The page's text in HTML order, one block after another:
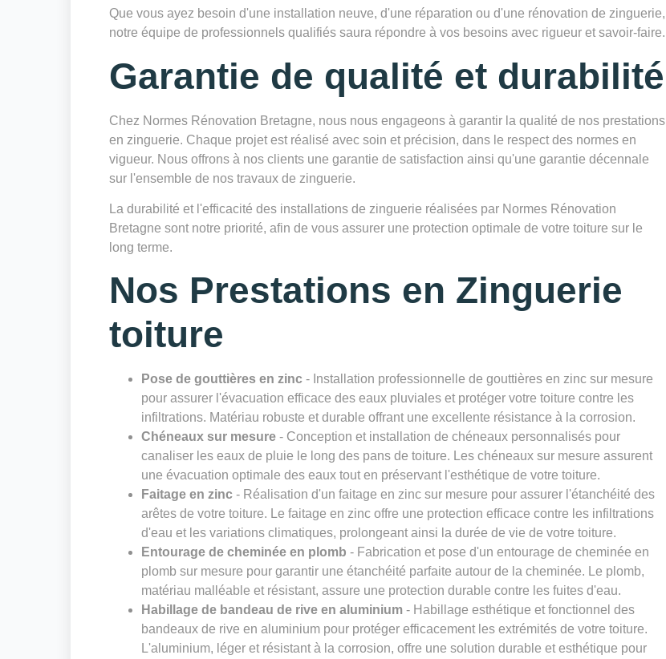
Que vous ayez besoin d'une installation neuve, d'une réparation ou d'une rénovation de zinguerie,
notre équipe de professionnels qualifiés saura répondre à vos besoins avec rigueur et savoir-faire.
Garantie de qualité et durabilité
Chez Normes Rénovation Bretagne, nous nous engageons à garantir la qualité de nos prestations
en zinguerie. Chaque projet est réalisé avec soin et précision, dans le respect des normes en
vigueur. Nous offrons à nos clients une garantie de satisfaction ainsi qu'une garantie décennale
sur l'ensemble de nos travaux de zinguerie.
La durabilité et l'efficacité des installations de zinguerie réalisées par Normes Rénovation
Bretagne sont notre priorité, afin de vous assurer une protection optimale de votre toiture sur le
long terme.
Nos Prestations en Zinguerie
toiture
Pose de gouttières en zinc - Installation professionnelle de gouttières en zinc sur mesure
pour assurer l'évacuation efficace des eaux pluviales et protéger votre toiture contre les
infiltrations. Matériau robuste et durable offrant une excellente résistance à la corrosion.
Chéneaux sur mesure - Conception et installation de chéneaux personnalisés pour
canaliser les eaux de pluie le long des pans de toiture. Les chéneaux sur mesure assurent
une évacuation optimale des eaux tout en préservant l'esthétique de votre toiture.
Faitage en zinc - Réalisation d'un faitage en zinc sur mesure pour assurer l'étanchéité des
arêtes de votre toiture. Le faitage en zinc offre une protection efficace contre les infiltrations
d'eau et les variations climatiques, prolongeant ainsi la durée de vie de votre toiture.
Entourage de cheminée en plomb - Fabrication et pose d'un entourage de cheminée en
plomb sur mesure pour garantir une étanchéité parfaite autour de la cheminée. Le plomb,
matériau malléable et résistant, assure une protection durable contre les fuites d'eau.
Habillage de bandeau de rive en aluminium - Habillage esthétique et fonctionnel des
bandeaux de rive en aluminium pour protéger efficacement les extrémités de votre toiture.
L'aluminium, léger et résistant à la corrosion, offre une solution durable et esthétique pour